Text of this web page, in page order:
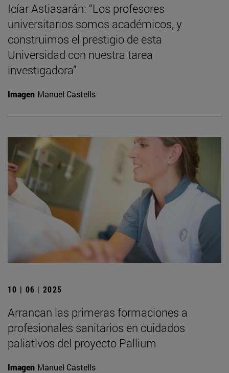
Icíar Astiasarán: “Los profesores
universitarios somos académicos, y
construimos el prestigio de esta
Universidad con nuestra tarea
investigadora”
Imagen Manuel Castells
10 | 06 | 2025
Arrancan las primeras formaciones a
profesionales sanitarios en cuidados
paliativos del proyecto Pallium
Imagen Manuel Castells